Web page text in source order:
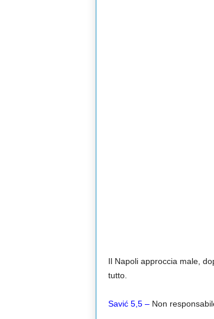
Il Napoli approccia male,
tutto.
Savić 5,5 –Non